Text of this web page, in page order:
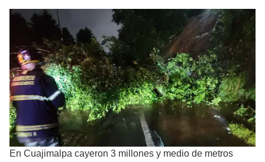
En Cuajimalpa cayeron 3 millones y medio de metros